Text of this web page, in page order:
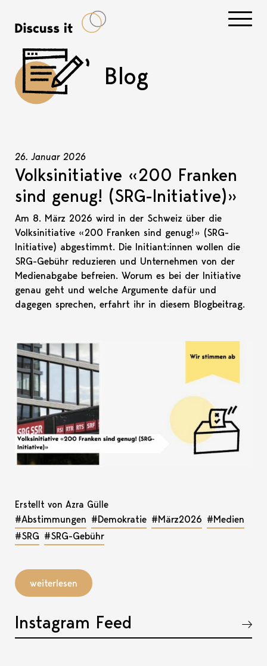
Blog
26. Januar 2026
Volksinitiative «200 Franken
sind genug! (SRG-Initiative)»
Am 8. März 2026 wird in der Schweiz über die
Volksinitiative «200 Franken sind genug!» (SRG-
Initiative) abgestimmt. Die Initiant:innen wollen die
SRG-Gebühr reduzieren und Unternehmen von der
Medienabgabe befreien. Worum es bei der Initiative
genau geht und welche Argumente dafür und
dagegen sprechen, erfahrt ihr in diesem Blogbeitrag.
Erstellt von Azra Gülle
#Abstimmungen #Demokratie #März2026 #Medien
#SRG #SRG-Gebühr
weiterlesen
Instagram Feed
Akkordeon öffnen, bzw. schliessen